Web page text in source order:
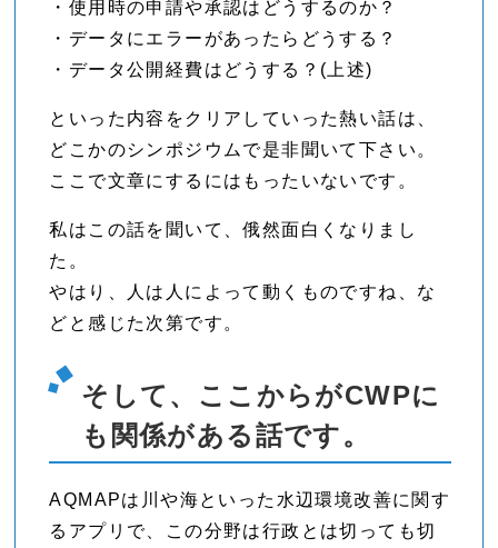
・使用時の申請や承認はどうするのか？
・データにエラーがあったらどうする？
・データ公開経費はどうする？(上述)
といった内容をクリアしていった熱い話は、
どこかのシンポジウムで是非聞いて下さい。
ここで文章にするにはもったいないです。
私はこの話を聞いて、俄然面白くなりまし
た。
やはり、人は人によって動くものですね、な
どと感じた次第です。
そして、ここからがCWPに
も関係がある話です。
AQMAPは川や海といった水辺環境改善に関す
るアプリで、この分野は行政とは切っても切